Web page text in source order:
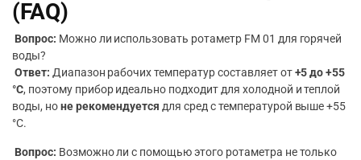
(FAQ)
Вопрос: Можно ли использовать ротаметр FM 01 для горячей
воды?
Ответ: Диапазон рабочих температур составляет от+5 до +55
°C, поэтому прибор идеально подходит для холодной и теплой
воды, ноне рекомендуется для сред с температурой выше +55
°C.
Вопрос: Возможно ли с помощью этого ротаметра не только